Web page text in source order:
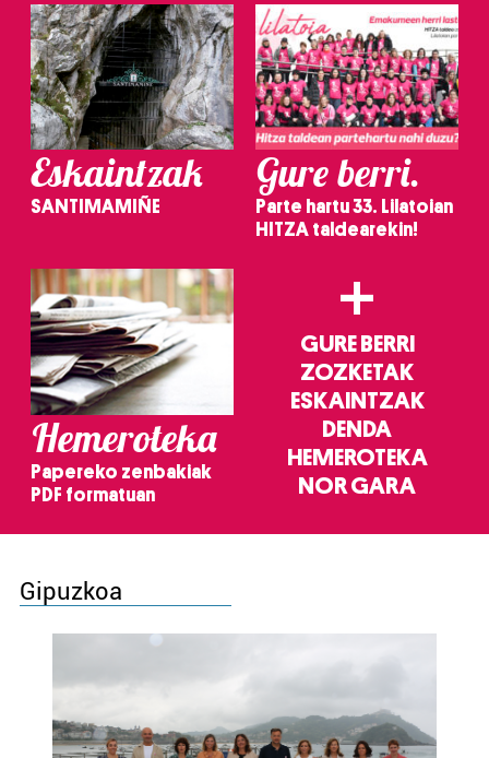
Eskaintzak
SANTIMAMIÑE
Gure berri.
Parte hartu 33. Lilatoian
HITZA taldearekin!
Hemeroteka
Papereko zenbakiak
PDF formatuan
+
GURE BERRI
ZOZKETAK
ESKAINTZAK
DENDA
HEMEROTEKA
NOR GARA
Gipuzkoa